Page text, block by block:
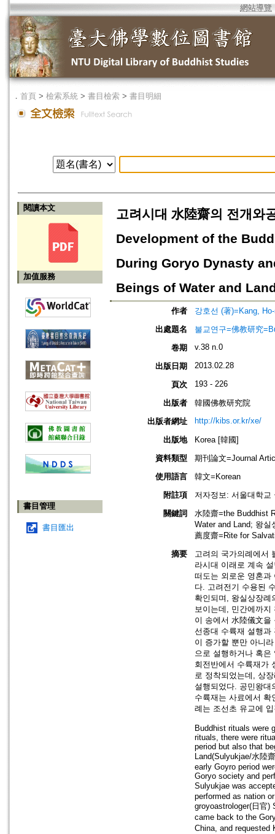
網站導覽
． 首頁 > 檢索系統 > 書目檢索 > 書目明細
閱讀本文
加值服務
書目管理
書目匯出
고려시대 水陸齋의 전개와
Development of the
During Goryo Dynasty
Beings of Water and
作者
강호선 (著)=Kang,
出處題名
불교연구=佛教研究
卷期
v.38 n.0
出版日期 2013.02.28
頁次 193 - 226
出版者
韓國佛教研究院
出版者網址
http://kibs.or.kr/xe/
出版地
Korea [韓國]
資料類型
期刊論文=Journal
使用語言
韓文=Korean
附註項
저자정보: 서울대학교
關鍵詞
水陸齋=the Buddhist
Water and Land; 왕
薦度齋=Rite for
摘要
고려의 국가의례에서
라시대 이래로 계속
떠도는 외로운 영혼과
다. 고려전기 수용된
확인되며, 왕실상장
보이는데, 민간에까
이 송에서 水陸儀文
선종대 수륙재 설행과
이 증가할 뿐만 아니
으로 설행하거나 혹
회전반에서 수륙재가
로 정착되었는데, 상
설행되었다. 공민왕대
수륙재는 사료에서 확
례는 조선초 유교에
Buddhist rituals were
rituals, there were
period but also that
Land(Sulyukjae/水陸
early Goyro period
Goryo society and
Sulyukjae was
performed as nation
groyoastrologer(日官)
came back to the
China, and requested